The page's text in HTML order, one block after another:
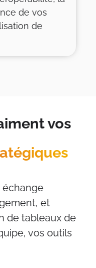
de vos
de
vos
échange
et
de tableaux de
vos outils